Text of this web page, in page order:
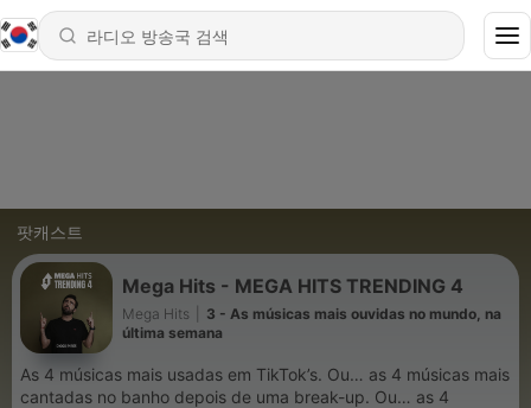
팟캐스트
Mega Hits - MEGA HITS TRENDING 4
Mega Hits
3 - As músicas mais ouvidas no mundo, na
última semana
As 4 músicas mais usadas em TikTok’s. Ou… as 4 músicas mais
cantadas no banho depois de uma break-up. Ou… as 4